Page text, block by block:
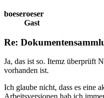
boeseroeser
Gast
Re:
Ja, das ist so. Itemz überprüft
vorhanden ist.
Ich glaube nicht, dass es eine